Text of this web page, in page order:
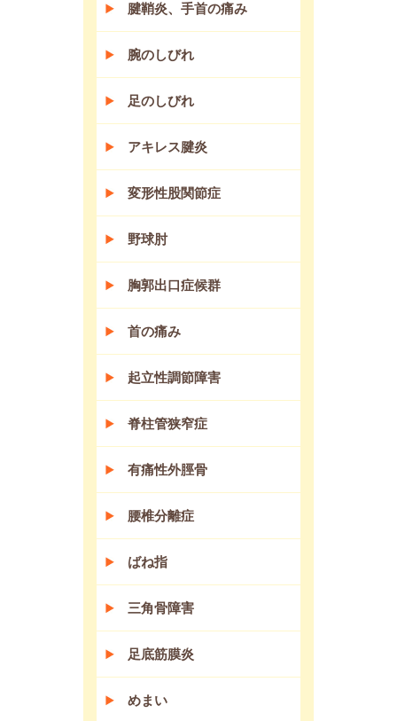
腱鞘炎、手首の痛み
腕のしびれ
足のしびれ
アキレス腱炎
変形性股関節症
野球肘
胸郭出口症候群
首の痛み
起立性調節障害
脊柱管狭窄症
有痛性外脛骨
腰椎分離症
ばね指
三角骨障害
足底筋膜炎
めまい